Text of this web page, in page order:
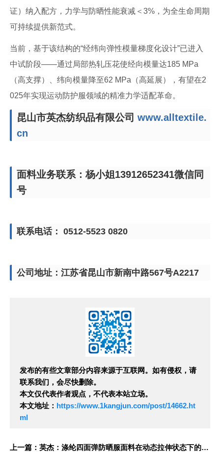
证）纳入配方，力学与防晒性能衰减＜3%，为全生命周期
可持续提供新范式。
当前，基于该结构的“经纬向弹性模量梯度化设计”已进入
中试阶段——通过局部热轧压花使经向模量达185 MPa
（高支撑）、纬向模量降至62 MPa（高延展），有望在2
025年实现运动防护服领域的精准力学适配革命。
昆山市英杰纺织品有限公司 www.alltextile.
cn
面料业务联系：杨小姐13912652341微信同
号
联系电话： 0512-5523 0820
公司地址：江苏省昆山市新南中路567号A2217
发布的有些文章部分内容来源于互联网。如有侵权，请
联系我们，会尽快删除。
本文仅代表作者观点，不代表本站立场。
本文地址： https://www.1kangjun.com/post/14662.ht
ml
上一篇：英杰：涤纶四面弹防晒服面料在动态拉伸状态下的紫外线屏蔽稳定性分析